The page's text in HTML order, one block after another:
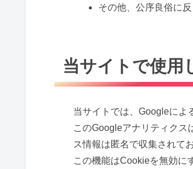
その他、公序良俗に
当サイトで使用
当サイトでは、Googleによ
このGoogleアナリティクス
ス情報は匿名で収集されて
この機能はCookieを無効に